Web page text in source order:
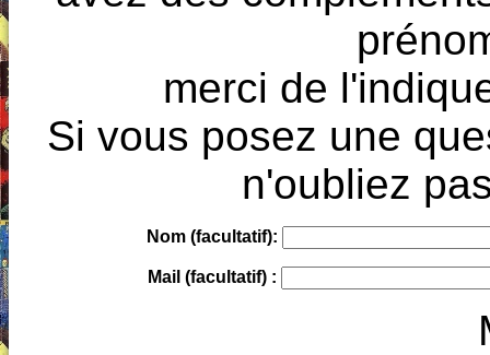
merci de
Si vous posez une
n'oubliez
Nom (facultatif):
Mail (facultatif) :